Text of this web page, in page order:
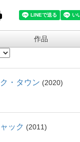
作品
・タウン 2020
ック 2011